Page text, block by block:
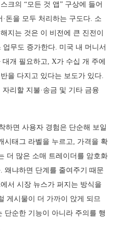
크의 “모든 것 앱” 구상에 들어
돈을 모두 처리하는 구도다. 소
지는 것은 이 비전에 큰 진전이
무도 증가한다. 미국 내 머니서
개 필요하고, X가 수십 개 주에
을 다지고 있다는 보도가 있다.
리할 지불·송금 및 기타 금융
하면 사용자 경험은 단순해 보일
시태그 라벨을 누르고, 가격을 확
더 많은 소매 트레이더를 암호화
왜냐하면 단계를 줄여주기 때문
서 시장 뉴스가 퍼지는 방식을
게시물이 더 가까이 앉게 되므
단순한 기능이 아니라 주의를 행